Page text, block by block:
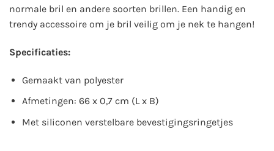
normale bril en andere soorten brillen. Een handig en
trendy accessoire om je bril veilig om je nek te hangen!
Specificaties:
Gemaakt van polyester
Afmetingen: 66 x 0,7 cm (L x B)
Met siliconen verstelbare bevestigingsringetjes